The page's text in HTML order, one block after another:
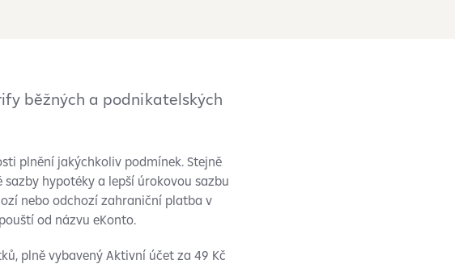
běžných a podnikatelských
plnění jakýchkoliv podmínek. Stejně
hypotéky a lepší úrokovou sazbu
nebo odchozí zahraniční platba v
od názvu eKonto.
plně vybavený Aktivní účet za 49 Kč